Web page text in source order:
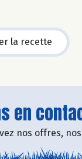
la recette
en
nos offres,